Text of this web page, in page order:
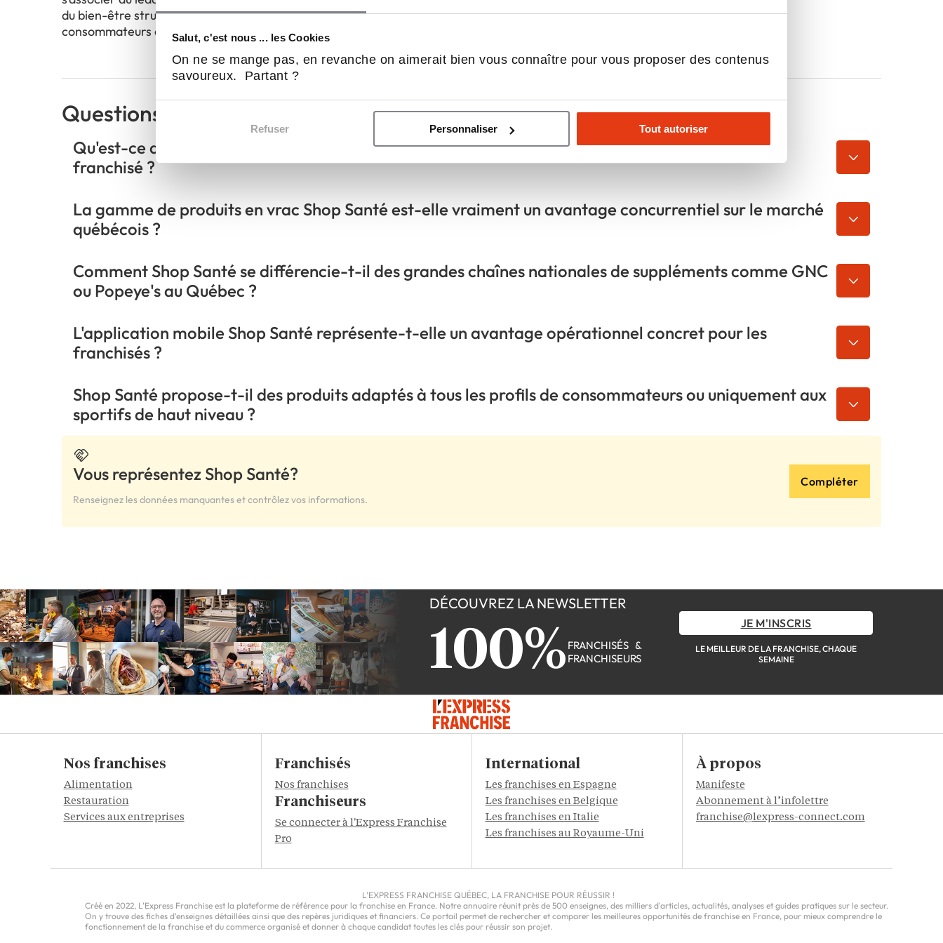
Salut, c'est nous ... les Cookies
On ne se mange pas, en revanche on aimerait bien vous connaître pour vous proposer des contenus
savoureux. Partant ?
Refuser Personnaliser Tout autoriser
du bien-être structurellement porteur qui répond à une demande durable et croissante des
consommateurs québécois pour un mode de vie actif et sain.
Questions principales
Qu'est-ce que le Profil Santé de Shop Santé et en quoi est-ce un outil de différenciation pour un
franchisé ?
La gamme de produits en vrac Shop Santé est-elle vraiment un avantage concurrentiel sur le marché
québécois ?
Comment Shop Santé se différencie-t-il des grandes chaînes nationales de suppléments comme GNC
ou Popeye's au Québec ?
L'application mobile Shop Santé représente-t-elle un avantage opérationnel concret pour les
franchisés ?
Shop Santé propose-t-il des produits adaptés à tous les profils de consommateurs ou uniquement aux
sportifs de haut niveau ?
Vous représentez Shop Santé?
Renseignez les données manquantes et contrôlez vos informations.
Compléter
DÉCOUVREZ LA NEWSLETTER
100% FRANCHISÉS &
FRANCHISEURS
JE M'INSCRIS
LE MEILLEUR DE LA FRANCHISE, CHAQUE
SEMAINE
Nos franchises
Alimentation
Restauration
Services aux entreprises
Franchisés
Nos franchises
Franchiseurs
Se connecter à l'Express Franchise
Pro
International
Les franchises en Espagne
Les franchises en Belgique
Les franchises en Italie
Les franchises au Royaume-Uni
À propos
Manifeste
Abonnement à l’infolettre
franchise@lexpress-connect.com
L'EXPRESS FRANCHISE QUÉBEC, LA FRANCHISE POUR RÉUSSIR !
Créé en 2022, L'Express Franchise est la plateforme de référence pour la franchise en France. Notre annuaire réunit près de 500 enseignes, des milliers d'articles, actualités, analyses et guides pratiques sur le secteur.
On y trouve des fiches d'enseignes détaillées ainsi que des repères juridiques et financiers. Ce portail permet de rechercher et comparer les meilleures opportunités de franchise en France, pour mieux comprendre le
fonctionnement de la franchise et du commerce organisé et donner à chaque candidat toutes les clés pour réussir son projet.